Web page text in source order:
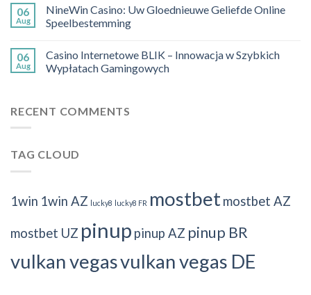
06
Aug
NineWin Casino: Uw Gloednieuwe Geliefde Online
Speelbestemming
06
Aug
Casino Internetowe BLIK – Innowacja w Szybkich
Wypłatach Gamingowych
RECENT COMMENTS
TAG CLOUD
1win 1win AZ lucky8 lucky8 FR mostbetmostbet AZ
mostbet UZ pinup pinup AZ pinup BR
vulkan vegasvulkan vegas DE